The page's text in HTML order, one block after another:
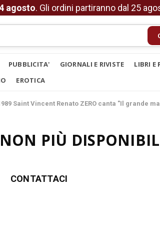
agosto. Gli ordini partiranno dal 25
PUBBLICITA' GIORNALI E RIVISTE LIBRI E
EROTICA
Saint Vincent Renato ZERO canta "Il grande
PIÙ
CONTATTACI